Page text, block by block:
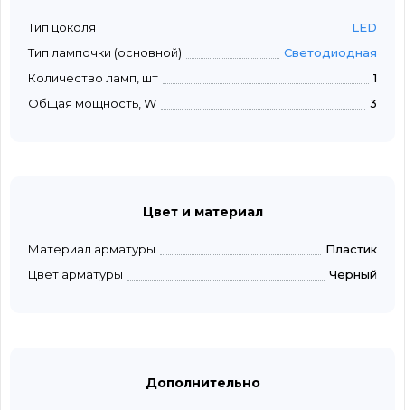
Тип цоколя
LED
Тип лампочки (основной)
Светодиодная
Количество ламп, шт
1
Общая мощность, W
3
Цвет и материал
Материал арматуры
Пластик
Цвет арматуры
Черный
Дополнительно